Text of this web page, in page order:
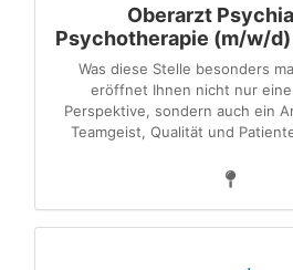
Oberarzt
Psychotherapie (m/w/d)
Was diese Stelle besonders
eröffnet Ihnen nicht nur
Perspektive, sondern auch ein
Teamgeist, Qualität und